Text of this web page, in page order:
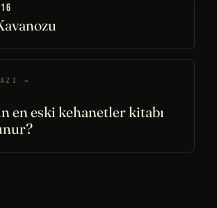
→
en eski kehanetler kitabı